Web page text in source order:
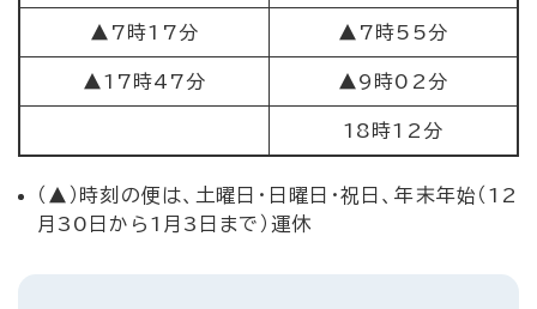
▲7時17分 ▲7時55分
▲17時47分 ▲9時02分
18時12分
（▲）時刻の便は、土曜日・日曜日・祝日、年末年始（12
月30日から1月3日まで）運休